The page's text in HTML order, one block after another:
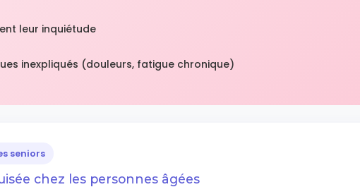
leur inquiétude
inexpliqués (douleurs, fatigue chronique)
seniors
chez les personnes âgées